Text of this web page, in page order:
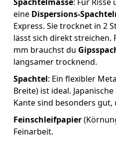
eine Dispersions-
Express. Sie trocknet in 2
lässt sich direkt streichen.
mm brauchst du
langsamer trocknend.
Spachtel: Ein flexibler
Breite) ist ideal.
Kante sind besonders
Feinschleifpapier
Feinarbeit.